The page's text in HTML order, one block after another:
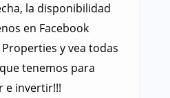
la disponibilidad
en Facebook
y vea todas
tenemos para
e invertir!!!